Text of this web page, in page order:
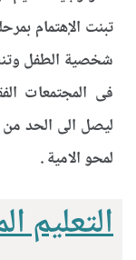
تبنت الإهتمام
شخصية الطفل
فى المجتمعات
ليصل الى الحد
لمحو الامية .
التعليم